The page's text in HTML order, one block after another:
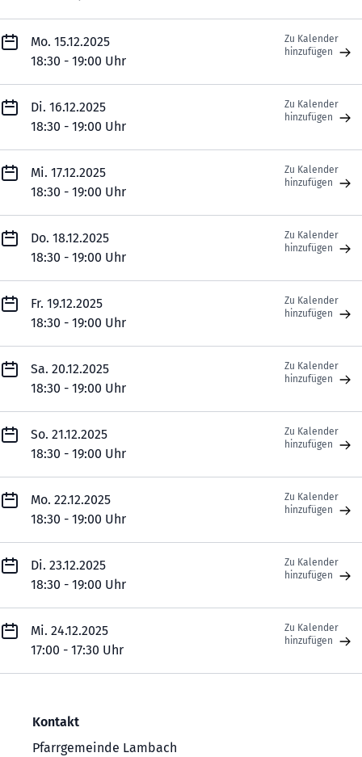
Mo. 15.12.2025
18:30 - 19:00 Uhr
Zu Kalender
hinzufügen
Di. 16.12.2025
18:30 - 19:00 Uhr
Zu Kalender
hinzufügen
Mi. 17.12.2025
18:30 - 19:00 Uhr
Zu Kalender
hinzufügen
Do. 18.12.2025
18:30 - 19:00 Uhr
Zu Kalender
hinzufügen
Fr. 19.12.2025
18:30 - 19:00 Uhr
Zu Kalender
hinzufügen
Sa. 20.12.2025
18:30 - 19:00 Uhr
Zu Kalender
hinzufügen
So. 21.12.2025
18:30 - 19:00 Uhr
Zu Kalender
hinzufügen
Mo. 22.12.2025
18:30 - 19:00 Uhr
Zu Kalender
hinzufügen
Di. 23.12.2025
18:30 - 19:00 Uhr
Zu Kalender
hinzufügen
Mi. 24.12.2025
17:00 - 17:30 Uhr
Zu Kalender
hinzufügen
Kontakt
Pfarrgemeinde Lambach